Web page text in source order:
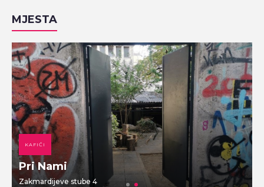
MJESTA
KAFIĆI
Pri Nami
Zakmardijeve stube 4